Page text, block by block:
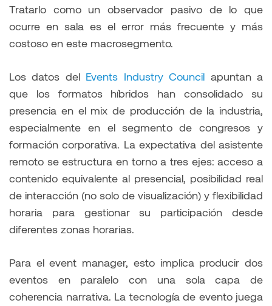
Tratarlo como un observador pasivo de lo que
ocurre en sala es el error más frecuente y más
costoso en este macrosegmento.
Los datos del Events Industry Council apuntan a
que los formatos híbridos han consolidado su
presencia en el mix de producción de la industria,
especialmente en el segmento de congresos y
formación corporativa. La expectativa del asistente
remoto se estructura en torno a tres ejes: acceso a
contenido equivalente al presencial, posibilidad real
de interacción (no solo de visualización) y flexibilidad
horaria para gestionar su participación desde
diferentes zonas horarias.
Para el event manager, esto implica producir dos
eventos en paralelo con una sola capa de
coherencia narrativa. La tecnología de evento juega